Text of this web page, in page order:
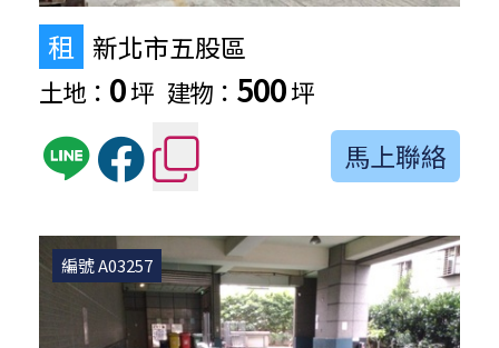
租 新北市五股區
土地： 0坪 建物： 500坪
馬上聯絡
編號 A03257